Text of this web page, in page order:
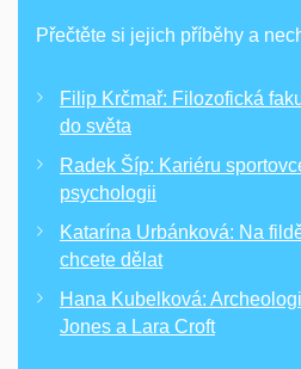
Přečtěte si jejich příběhy a
Filip Krčmař: Filozofická
do světa
Radek Šíp: Kariéru
psychologii
Katarína Urbánková: Na
chcete dělat
Hana Kubelková:
Jones a Lara Croft